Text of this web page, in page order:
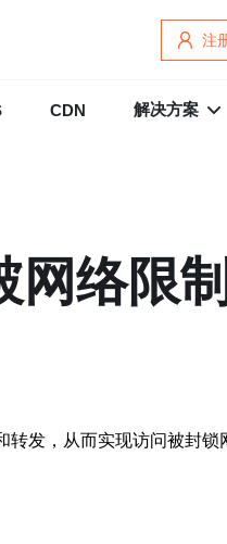
注
CDN 解决方案
络限制
发，从而实现访问被封锁